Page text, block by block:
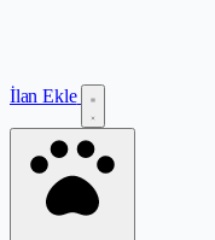
İlan Ekle